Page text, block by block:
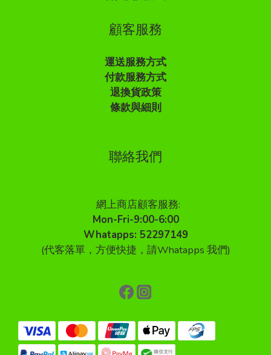
顧客服務
運送服務方式
付款服務方式
退換貨政策
條款與細則
聯絡我們
網上商店顧客服務:
Mon-Fri-9:00-6:00
Whatapps: 52297149
(代客落單，方便快捷，請Whatapps 我們)